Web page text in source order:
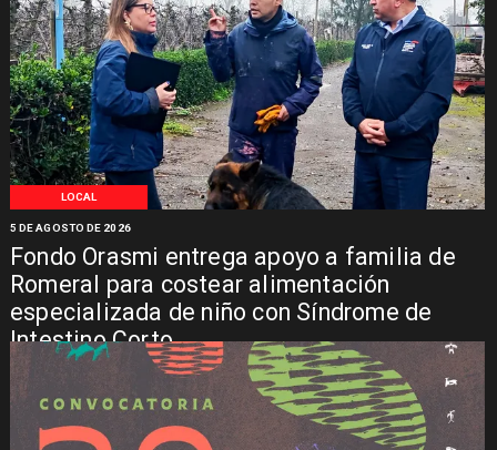
LOCAL
Fondo Orasmi entrega apoyo a familia de
Romeral para costear alimentación
especializada de niño con Síndrome de
Intestino Corto
5 DE AGOSTO DE 2026